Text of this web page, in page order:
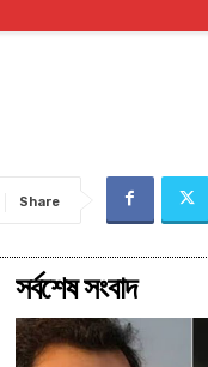
Share
সর্বশেষ সংবাদ